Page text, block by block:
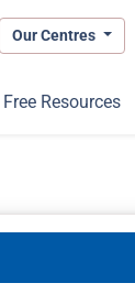
Our Centres
Free Resources